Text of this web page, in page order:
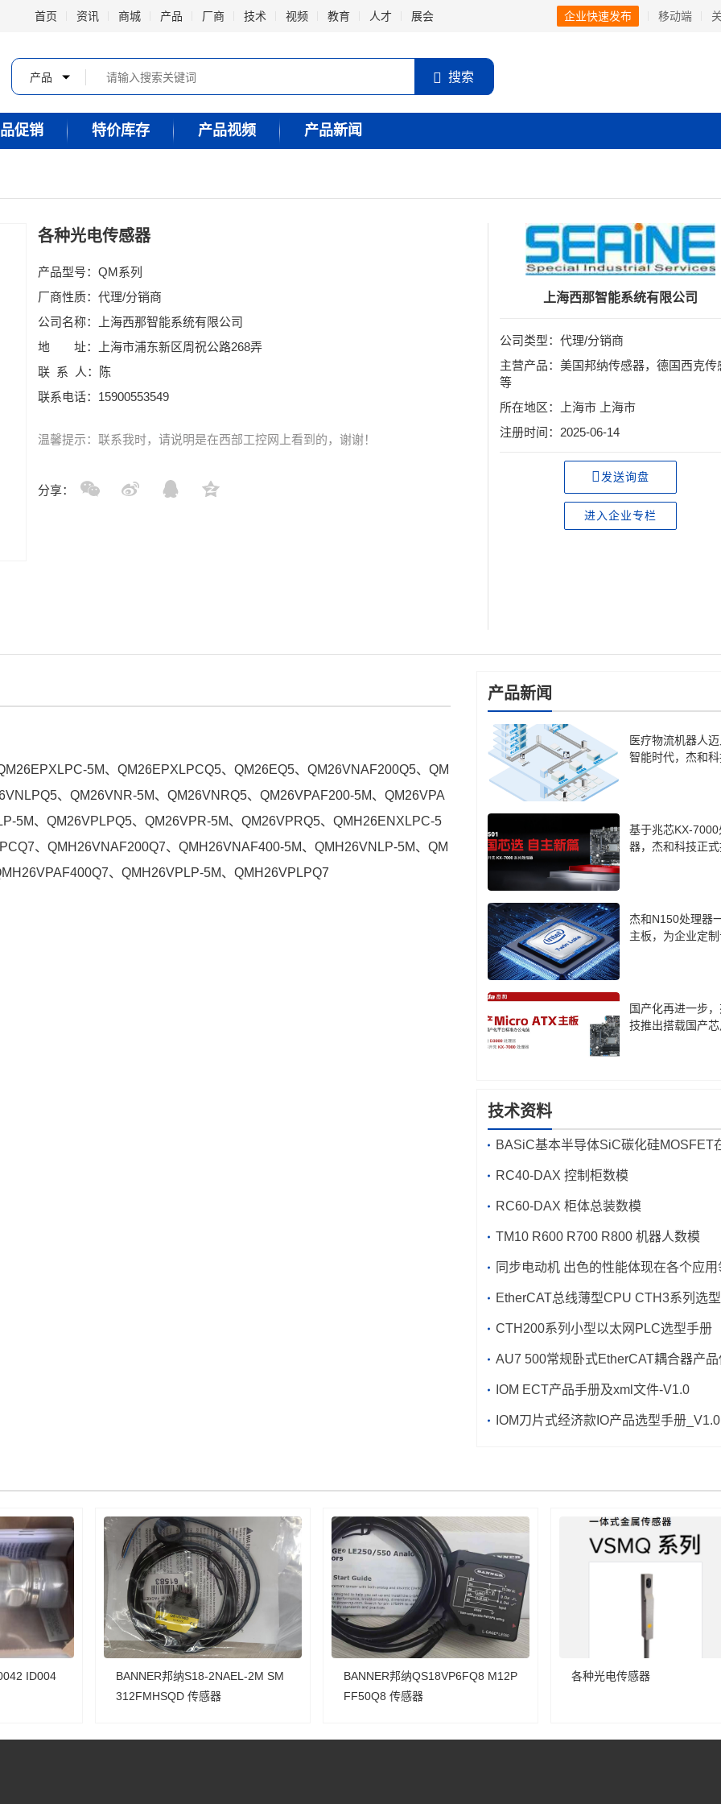
首页 资讯 商城 产品 厂商 技术 视频 教育 人才 展会 企业快速发布 移动端
产品 搜索
促销 特价库存 产品视频 产品新闻
各种光电传感器
产品型号：QM系列
厂商性质：代理/分销商
公司名称：上海西那智能系统有限公司
地 址：上海市浦东新区周祝公路268弄
联 系 人：陈
联系电话：15900553549
温馨提示：联系我时，请说明是在西部工控网上看到的，谢谢！
分享：
上海西那智能系统有限公司
公司类型：代理/分销商
主营产品：美国邦纳传感器，德国西克传
等
所在地区：上海市 上海市
注册时间：2025-06-14
发送询盘
进入企业专栏
5M、QM26EPXLPCQ5、QM26EQ5、QM26VNAF200Q5、QM
、QM26VNR-5M、QM26VNRQ5、QM26VPAF200-5M、QM26VPA
5M、QM26VPLPQ5、QM26VPR-5M、QM26VPRQ5、QMH26ENXLPC-5
、QMH26VNAF200Q7、QMH26VNAF400-5M、QMH26VNLP-5M、QM
、QMH26VPLP-5M、QMH26VPLPQ7
产品新闻
医疗物流机器人
智能时代，杰和
基于兆芯KX-7000
器，杰和科技正
杰和N150处理器
主板，为企业定
国产化再进一步
技推出搭载国产
技术资料
BASiC基本半导体SiC碳化硅MOSFET
焊机中的应用
RC40-DAX 控制柜数模
RC60-DAX 柜体总装数模
TM10 R600 R700 R800 机器人数模
同步电动机 出色的性能体现在各个应用
EtherCAT总线薄型CPU CTH3系
CTH200系列小型以太网PLC选型手册
AU7 500常规卧式EtherCAT耦合器产
手册及xml文件_V1.0
IOM ECT产品手册及xm l文件-V1.0
IOM刀片式经济款IO产品选型手册_V1.0
ID004
BANNER邦纳S18-2NAEL-2M SM
312FMHSQD 传感器
BANNER邦纳QS18VP6FQ8 M12P
FF50Q8 传感器
各种光电传感器